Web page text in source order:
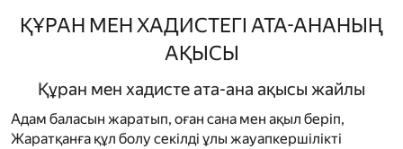
ҚҰРАН МЕН ХАДИСТЕГІ АТА-АНАНЫҢ
АҚЫСЫ
Құран мен хадисте ата-ана ақысы жайлы
Адам баласын жаратып, оған сана мен ақыл беріп,
Жаратқанға құл болу секілді ұлы жауапкершілікті